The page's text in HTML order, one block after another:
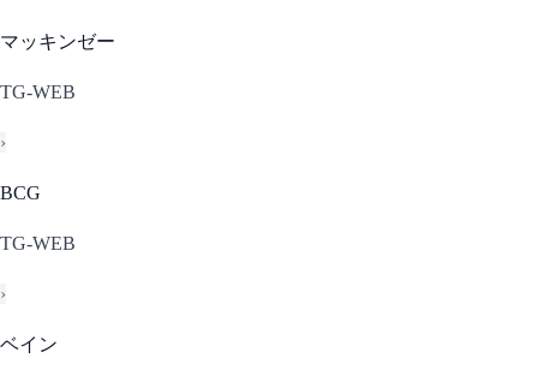
マッキンゼー
TG-WEB
›
BCG
TG-WEB
›
ベイン